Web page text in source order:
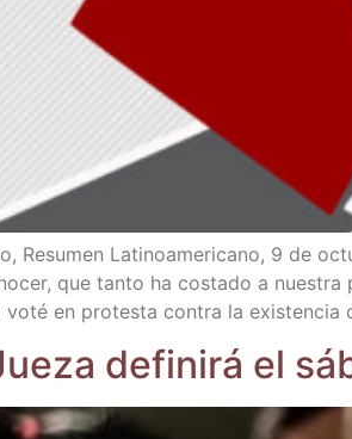
Resu­men Lati­no­ame­ri­cano, 9 de
que tan­to ha cos­ta­do a
voté en pro­tes­ta con­tra la
defi­ni­rá el